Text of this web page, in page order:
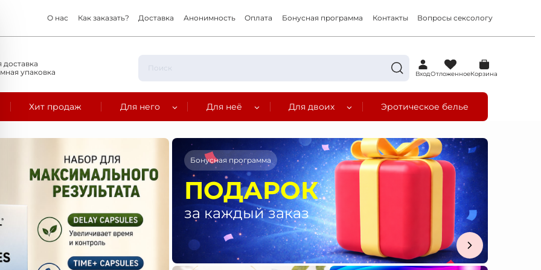
О нас Как заказать? Доставка Анонимность Оплата Бонусная программа Контакты Вопросы сексологу
доставка
упаковка
ВходОтложенное
0
Корзина
Хит продаж Для него Для неё Для двоих Эротическое белье
Бонусная программа
ПОДАРОК
за каждый заказ